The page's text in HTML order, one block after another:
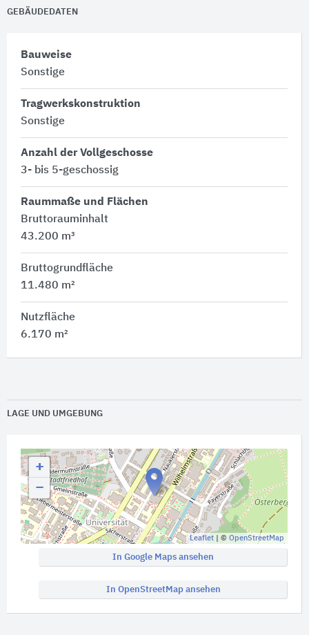
GEBÄUDEDATEN
Bauweise
Sonstige
Tragwerkskonstruktion
Sonstige
Anzahl der Vollgeschosse
3- bis 5-geschossig
Raummaße und Flächen
Bruttorauminhalt
43.200 m³
Bruttogrundfläche
11.480 m²
Nutzfläche
6.170 m²
LAGE UND UMGEBUNG
+
−
Leaflet | © OpenStreetMap
In Google Maps ansehen
In OpenStreetMap ansehen